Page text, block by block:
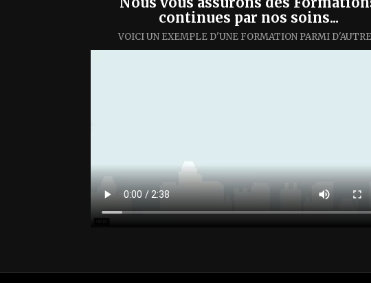
continues par nos soins...
VOICI UN EXEMPLE D'UNE FORMATION PARMI